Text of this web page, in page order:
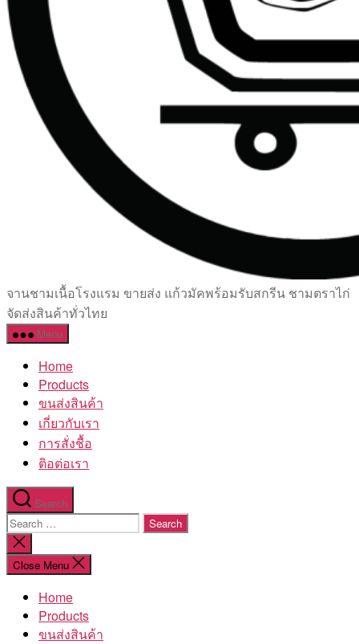
เซรามิค
ครบ
ครัน
โรงงาน
จานชามเนื้อโรงแรม ขายส่ง แก้วมัคพร้อมรับสกรีน ชามตราไก่
จัดส่งสินค้าทั่วไทย
Menu
Home
Products
ขนส่งสินค้า
เกี่ยวกับเรา
การสั่งชื้อ
ติอต่อเรา
Search
Search
for:
Close
search
Close Menu
Home
Products
ขนส่งสินค้า